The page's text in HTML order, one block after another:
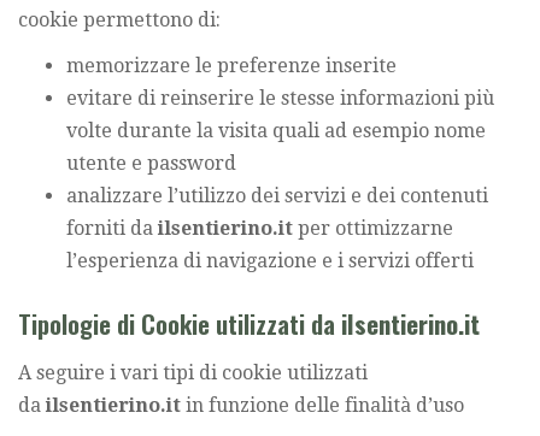
cookie permettono di:
memorizzare le preferenze inserite
evitare di reinserire le stesse informazioni più
volte durante la visita quali ad esempio nome
utente e password
analizzare l’utilizzo dei servizi e dei contenuti
forniti da ilsentierino.it per ottimizzarne
l’esperienza di navigazione e i servizi offerti
Tipologie di Cookie utilizzati da ilsentierino.it
A seguire i vari tipi di cookie utilizzati
da ilsentierino.it in funzione delle finalità d’uso